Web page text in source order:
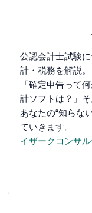
公認会計士試験
計・税務を解説。
「確定申告って
計ソフトは？」そ
あなたの“知らな
ていきます。
イザークコンサ